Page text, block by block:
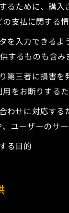
るために、購
支払に関する
を入力できる
するものも含
第三者に損害
用をお断りする
わせに対応す
ユーザーのサ
る目的